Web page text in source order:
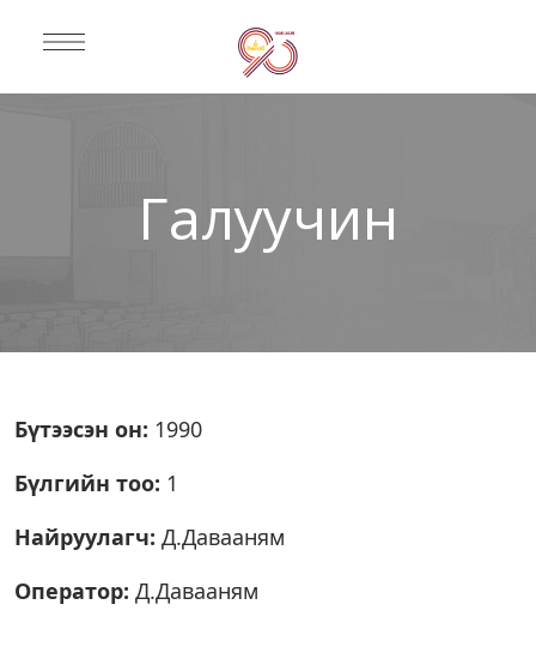
Галуучин
Бүтээсэн он: 1990
Бүлгийн тоо: 1
Найруулагч: Д.Давааням
Оператор: Д.Давааням